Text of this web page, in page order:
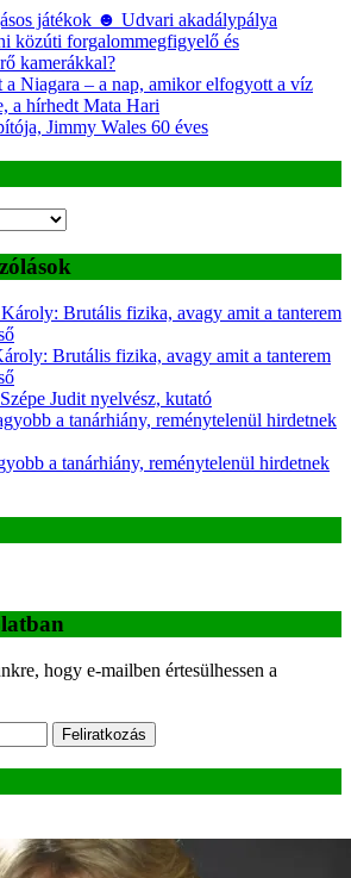
játékok ☻ Udvari akadálypálya
közúti forgalommegfigyelő és
kamerákkal?
Niagara – a nap, amikor elfogyott a víz
a hírhedt Mata Hari
Jimmy Wales 60 éves
Brutális fizika, avagy amit a tanterem
Brutális fizika, avagy amit a tanterem
Judit nyelvész, kutató
a tanárhiány, reménytelenül hirdetnek
a tanárhiány, reménytelenül hirdetnek
hogy e-mailben értesülhessen a
Feliratkozás